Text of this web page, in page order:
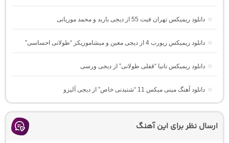
دانلود ریمیکس تهران فیت 55 از دیجی باربد و محمد موریانی
دانلود ریمیکس ریورب 4 از دیجی معین و میشاموزیکز “طولانی احساسی”
دانلود ریمیکس تانیا “قفلی طولانی” از دیجی ورسی
دانلود آهنگ مینی میکس 11 “شنیدنی خاص” از دیجی آلیزو
ارسال نظر برای این آهنگ